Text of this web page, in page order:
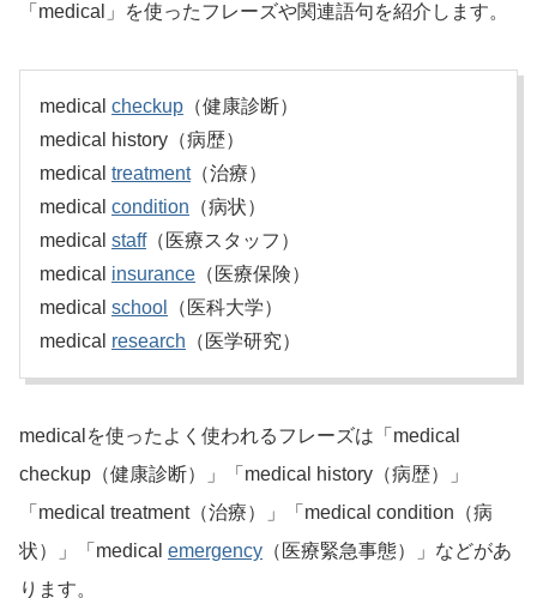
「medical」を使ったフレーズや関連語句を紹介します。
medical checkup （健康診断）
medical history（病歴）
medical treatment（治療）
medical condition （病状）
medical staff（医療スタッフ）
medical insurance （医療保険）
medical school
（医科大学）
medical research （医学研究）
medicalを使ったよく使われるフレーズは「medical
checkup（健康診断）」「medical history（病歴）」
「medical treatment（治療）」「medical condition（病
状）」「medical emergency （医療緊急事態）」などがあ
ります。